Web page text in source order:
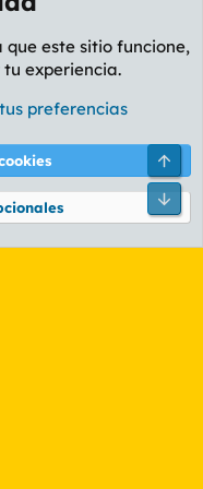
de privacidad Ayuda
XenForo Ltd.
que este sitio funcione,
experiencia.
preferencias
Pie